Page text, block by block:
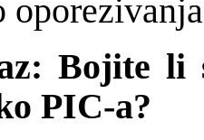
Bojite
PIC-a?